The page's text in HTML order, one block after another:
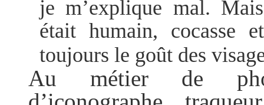
je m’explique mal.
était humain, cocasse
toujours le goût des
Au métier de